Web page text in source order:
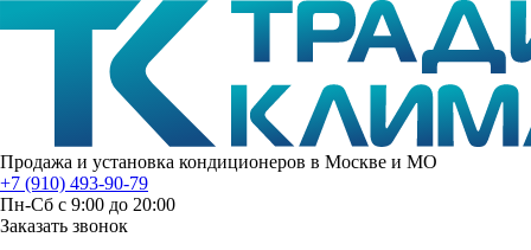
Продажа и установка кондиционеров в Москве и МО
+7 (910) 493-90-79
Пн-Сб с 9:00 до 20:00
Заказать звонок